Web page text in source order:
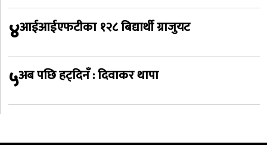
४आईआईएफटीका १२८ बिद्यार्थी ग्राजुयट
५अब पछि हट्दिनँ : दिवाकर थापा